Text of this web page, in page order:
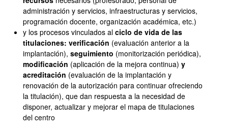
administración y servicios, infraestructuras y servicios,
programación docente, organización académica, etc.)
y los procesos vinculados al ciclo de vida de las
titulaciones: verificación (evaluación anterior a la
implantación), seguimiento (monitorización periódica),
modificación (aplicación de la mejora continua) y
acreditación (evaluación de la implantación y
renovación de la autorización para continuar ofreciendo
la titulación), que dan respuesta a la necesidad de
disponer, actualizar y mejorar el mapa de titulaciones
del centro